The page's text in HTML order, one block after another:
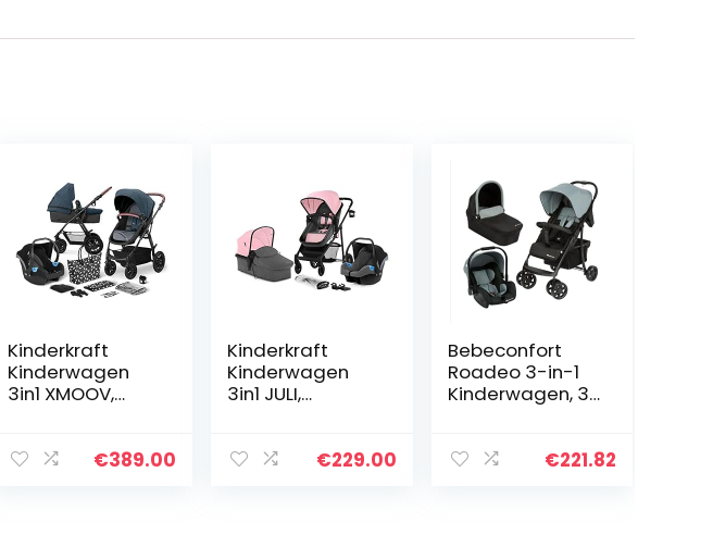
Kinderkraft
Kinderwagen
3in1 XMOOV,
Kinderwagenset
€389.00
Kinderkraft
Kinderwagen
3in1 JULI,
Kinderwagenset
€229.00
Bebeconfort
Roadeo 3-in-1
Kinderwagen, 3-
kg, Shadow€221.82